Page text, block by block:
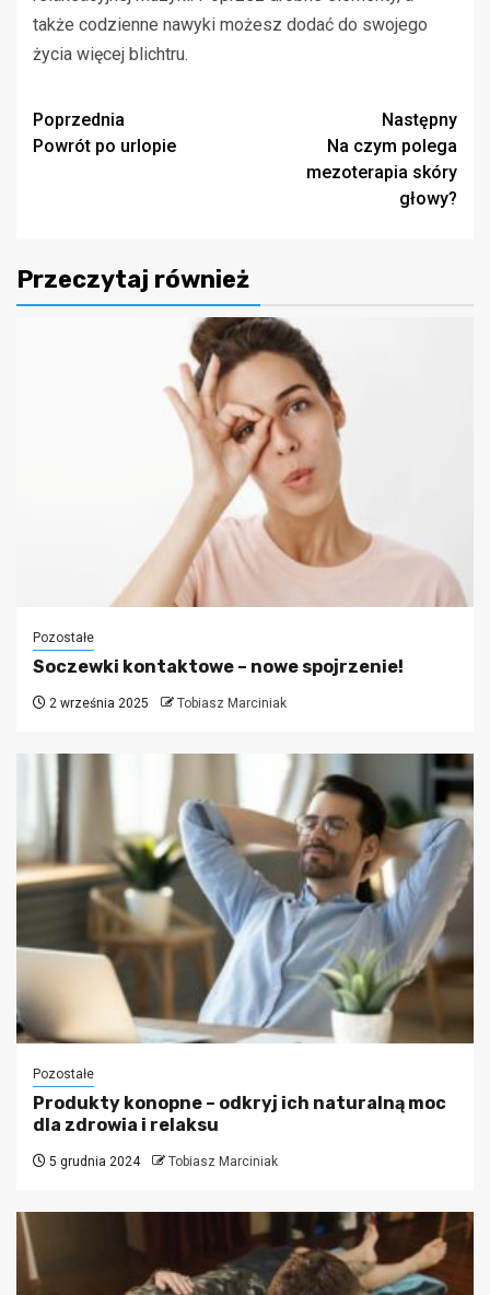
także codzienne nawyki możesz dodać do swojego
życia więcej blichtru.
Zobacz
wpisy
Poprzednia
Powrót po urlopie
Następny
Na czym polega
mezoterapia skóry
głowy?
Przeczytaj również
Pozostałe
Soczewki kontaktowe – nowe spojrzenie!
2 września 2025 Tobiasz Marciniak
Pozostałe
Produkty konopne – odkryj ich naturalną moc
dla zdrowia i relaksu
5 grudnia 2024 Tobiasz Marciniak